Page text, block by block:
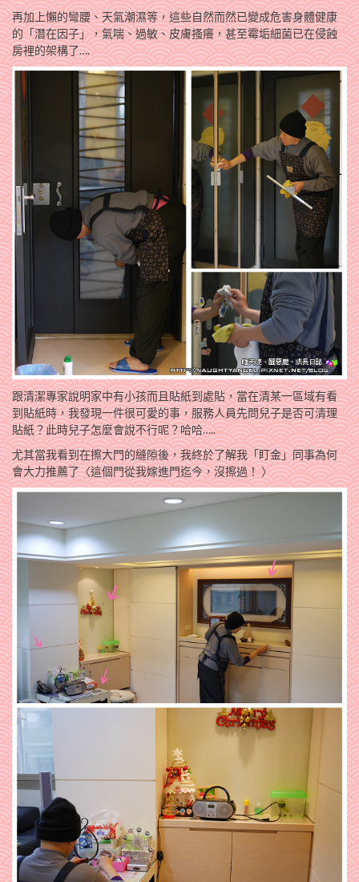
再加上懶的彎腰、天氣潮濕等，這些自然而然已變成危害身體健康
的「潛在因子」，氣喘、過敏、皮膚搔癢，甚至霉垢細菌已在侵蝕
房裡的架構了….
跟清潔專家說明家中有小孩而且貼紙到處貼，當在清某一區域有看
到貼紙時，我發現一件很可愛的事，服務人員先問兒子是否可清理
貼紙？此時兒子怎麼會說不行呢？哈哈…..
尤其當我看到在擦大門的縫隙後，我終於了解我「盯金」同事為何
會大力推薦了〈這個門從我嫁進門迄今，沒擦過！ 〉